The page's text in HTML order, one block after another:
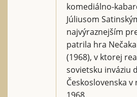
komediálno-
Júliusom
najvýraznejším
patrila hra
(1968), v ktorej
sovietsku inváziu
Československa